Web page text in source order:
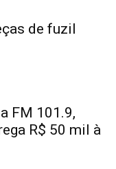
de fuzil
FM 101.9,
R$ 50 mil à